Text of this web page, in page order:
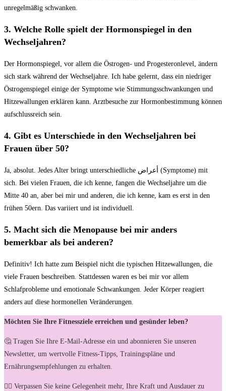
unregelmäßig schwanken.
3. Welche ‌Rolle spielt der‍ Hormonspiegel in den
Wechseljahren?
Der Hormonspiegel, vor allem die ‌Östrogen- und Progesteronlevel, ändern
sich stark während der Wechseljahre.⁣ Ich habe gelernt, dass​ ein niedriger
Östrogenspiegel einige der Symptome wie ⁣Stimmungsschwankungen und
Hitzewallungen erklären kann. Arztbesuche zur Hormonbestimmung‍ können
aufschlussreich‌ sein.
4. Gibt es Unterschiede in ‌den Wechseljahren bei
Frauen über 50?
Ja,⁤ absolut. Jedes Alter ⁣bringt unterschiedliche ⁢أعراض (Symptome) mit
sich. Bei vielen Frauen, die ich kenne, fangen die Wechseljahre um die
Mitte 40 an,⁤ aber bei mir und anderen,⁤ die ich kenne, kam es‍ erst⁢ in den
frühen 50ern. Das variiert und ist individuell.
5. Macht sich die Menopause bei ‍mir anders
bemerkbar als bei⁣ anderen?
Definitiv! Ich hatte zum‌ Beispiel nicht ‌die⁤ typischen Hitzewallungen, die
viele Frauen beschreiben. Stattdessen waren⁤ es bei ⁢mir vor allem
Schlafprobleme und​ emotionale Schwankungen. Jeder Körper reagiert
anders auf diese hormonellen Veränderungen.
Möchten Sie Ihre Fitnessziele erreichen und gesünder leben?
🤔 Tragen Sie Ihre E-Mail-Adresse ein und abonnieren Sie unseren
Newsletter, um wertvolle Fitness-Tipps, Trainingspläne und
Ernährungsempfehlungen zu erhalten.
🏋️‍♀️ Verpassen Sie keine Gelegenheit mehr, Ihre Kraft und Ausdauer zu